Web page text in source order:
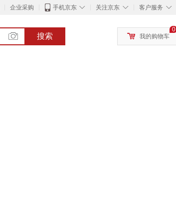
企业采购 ◇
手机京东 ◇
关注京东 ◇
客户服务
搜索
0
我的购物车